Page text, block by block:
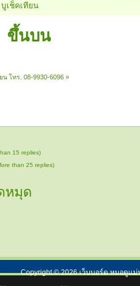
บูเช็คเทียน
ขึ้นบน
โทร. 08-9930-6096 »
15 replies)
than 25 replies)
หมุด
Copyright ©2026เว็บบอร์ด หมอดูแม่